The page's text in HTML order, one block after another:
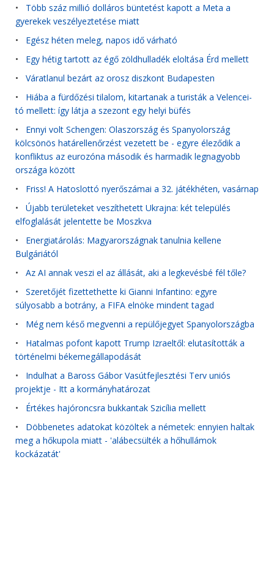
• Több száz millió dolláros büntetést kapott a Meta a
gyerekek veszélyeztetése miatt
• Egész héten meleg, napos idő várható
• Egy hétig tartott az égő zöldhulladék eloltása Érd mellett
• Váratlanul bezárt az orosz diszkont Budapesten
• Hiába a fürdőzési tilalom, kitartanak a turisták a Velencei-
tó mellett: így látja a szezont egy helyi büfés
• Ennyi volt Schengen: Olaszország és Spanyolország
kölcsönös határellenőrzést vezetett be - egyre éleződik a
konfliktus az eurozóna második és harmadik legnagyobb
országa között
• Friss! A Hatoslottó nyerőszámai a 32. játékhéten, vasárnap
• Újabb területeket veszíthetett Ukrajna: két település
elfoglalását jelentette be Moszkva
• Energiatárolás: Magyarországnak tanulnia kellene
Bulgáriától
• Az AI annak veszi el az állását, aki a legkevésbé fél tőle?
• Szeretőjét fizettethette ki Gianni Infantino: egyre
súlyosabb a botrány, a FIFA elnöke mindent tagad
• Még nem késő megvenni a repülőjegyet Spanyolországba
• Hatalmas pofont kapott Trump Izraeltől: elutasították a
történelmi békemegállapodását
• Indulhat a Baross Gábor Vasútfejlesztési Terv uniós
projektje - Itt a kormányhatározat
• Értékes hajóroncsra bukkantak Szicília mellett
• Döbbenetes adatokat közöltek a németek: ennyien haltak
meg a hőkupola miatt - 'alábecsülték a hőhullámok
kockázatát'